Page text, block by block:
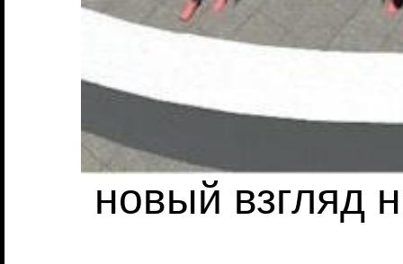
новый взгляд